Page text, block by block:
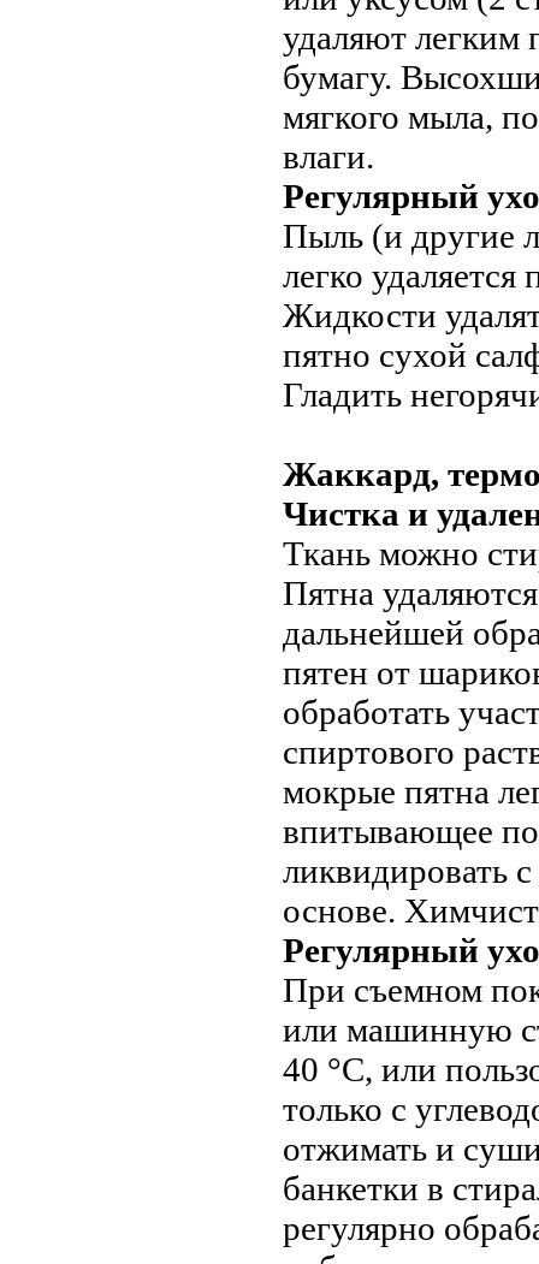
удаляют легким
бумагу.
мягкого мыла,
влаги.
Регулярный
Пыль (и другие
легко
Жидкости
пятно сухой
Гладить
Жаккард,
Чистка и
Ткань можно
Пятна
дальнейшей
пятен от
обработать
спиртового
мокрые пятна
впитывающее
ликвидировать
основе.
Регулярный
При съемном
или машинную
40 °С, или
только с
отжимать и
банкетки в
регулярно